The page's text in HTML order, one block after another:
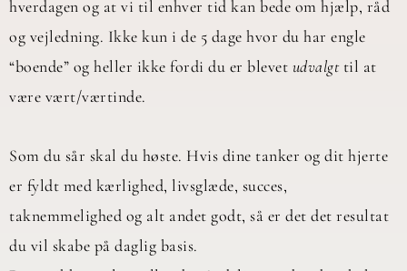
hverdagen og at vi til enhver tid kan bede om hjælp, råd
og vejledning. Ikke kun i de 5 dage hvor du har engle
“boende” og heller ikke fordi du er blevet udvalgttil at
være vært/værtinde.
Som du sår skal du høste. Hvis dine tanker og dit hjerte
er fyldt med kærlighed, livsglæde, succes,
taknemmelighed og alt andet godt, så er det det resultat
du vil skabe på daglig basis.